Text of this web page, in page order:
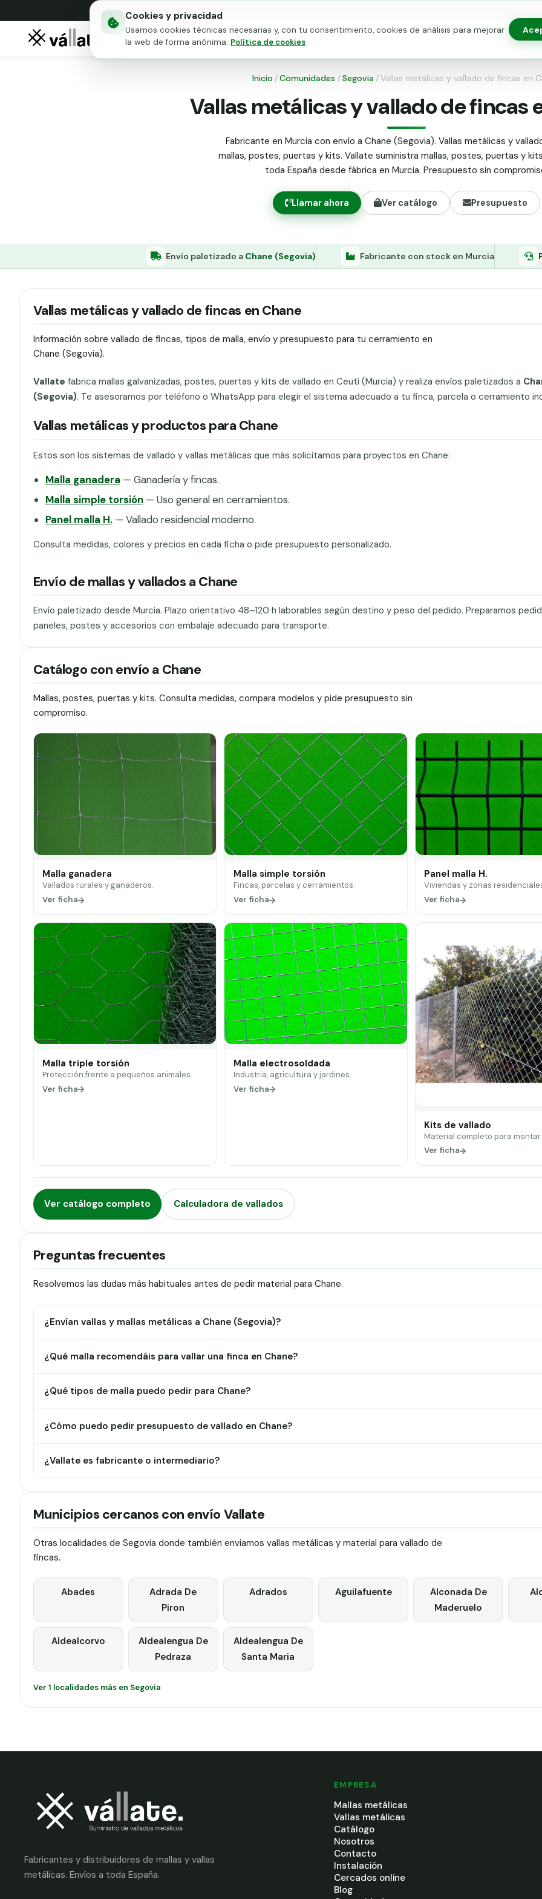
Cookies y privacidad
Usamos cookies técnicas necesarias y, con tu consentimiento, cookies de análisis para mejorar
la web de forma anónima. Política de cookies
Mallas metálicas
Puertas para vallado
Inicio /Comunidades /Segovia /Vallas metálicas y vallado de fincas en
Vallas metálicas y vallado de fincas
Fabricante en Murcia con envío a Chane (Segovia). Vallas metálicas y
mallas, postes, puertas y kits. Vallate suministra mallas, postes, puertas y
toda España desde fábrica en Murcia. Presupuesto sin
Llamar ahora Ver catálogo Presupuesto
Envío paletizado a Chane (Segovia) Fabricante con stock en Murcia
Vallas metálicas y vallado de fincas en Chane
Información sobre vallado de fincas, tipos de malla, envío y presupuesto para tu cerramiento en
Chane (Segovia).
Vallate fabrica mallas galvanizadas, postes, puertas y kits de vallado en Ceutí (Murcia) y realiza envíos paletizados a
(Segovia). Te asesoramos por teléfono o WhatsApp para elegir el sistema adecuado a tu finca, parcela o cerramiento
Vallas metálicas y productos para Chane
Estos son los sistemas de vallado y vallas metálicas que más solicitamos para proyectos en Chane:
Malla ganadera — Ganadería y fincas.
Malla simple torsión— Uso general en cerramientos.
Panel malla H.— Vallado residencial moderno.
Consulta medidas, colores y precios en cada ficha o pide presupuesto personalizado.
Envío de mallas y vallados a Chane
Envío paletizado desde Murcia. Plazo orientativo 48–120 h laborables según destino y peso del pedido. Preparamos
paneles, postes y accesorios con embalaje adecuado para transporte.
Catálogo con envío a Chane
Mallas, postes, puertas y kits. Consulta medidas, compara modelos y pide presupuesto sin
compromiso.
Malla ganadera
Vallados rurales y ganaderos.
Ver ficha
Malla simple torsión
Fincas, parcelas y cerramientos.
Ver ficha
Panel malla H.
Viviendas y zonas
Ver ficha
Malla triple torsión
Protección frente a pequeños animales.
Ver ficha
Malla electrosoldada
Industria, agricultura y jardines.
Ver ficha
Kits de vallado
Material completo para montar.
Ver ficha
Ver catálogo completo Calculadora de vallados
Preguntas frecuentes
Resolvemos las dudas más habituales antes de pedir material para Chane.
¿Envían vallas y mallas metálicas a Chane (Segovia)?
¿Qué malla recomendáis para vallar una finca en Chane?
¿Qué tipos de malla puedo pedir para Chane?
¿Cómo puedo pedir presupuesto de vallado en Chane?
¿Vallate es fabricante o intermediario?
Municipios cercanos con envío Vallate
Otras localidades de Segovia donde también enviamos vallas metálicas y material para vallado de
fincas.
Abades
Adrada De
Piron
Adrados Aguilafuente
Alconada De
Maderuelo
Aldealcorvo
Aldealengua De
Pedraza
Aldealengua De
Santa Maria
Ver 1 localidades más en Segovia
Fabricantes y distribuidores de mallas y vallas
metálicas. Envíos a toda España.
EMPRESA
Mallas metálicas
Vallas metálicas
Catálogo
Nosotros
Contacto
Instalación
Cercados online
Blog